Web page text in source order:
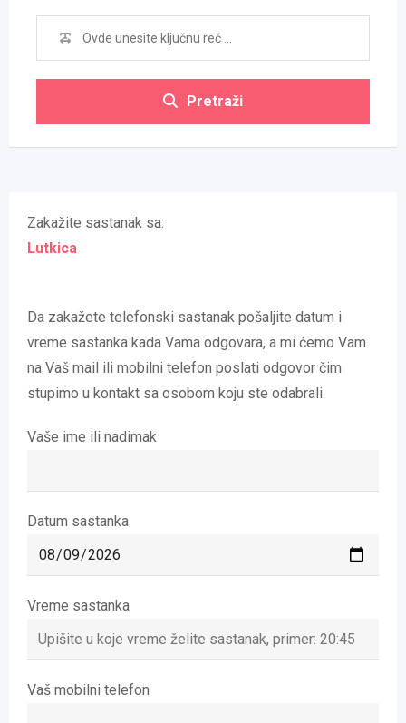
Pretraži
Zakažite sastanak sa:
Lutkica
Da zakažete telefonski sastanak pošaljite datum i
vreme sastanka kada Vama odgovara, a mi ćemo Vam
na Vaš mail ili mobilni telefon poslati odgovor čim
stupimo u kontakt sa osobom koju ste odabrali.
Vaše ime ili nadimak
Datum sastanka
Vreme sastanka
Vaš mobilni telefon